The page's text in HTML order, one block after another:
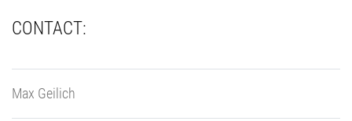
CONTACT:
Max Geilich